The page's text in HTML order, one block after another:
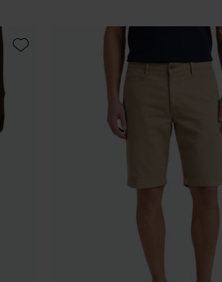
Toevoegen aan favorieten